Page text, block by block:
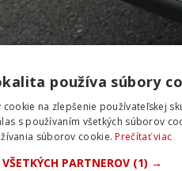
používa súbory
na zlepšenie používateľskej
s používaním všetkých súborov
súborov cookie.Prečítať viac
PARTNEROV (1) →